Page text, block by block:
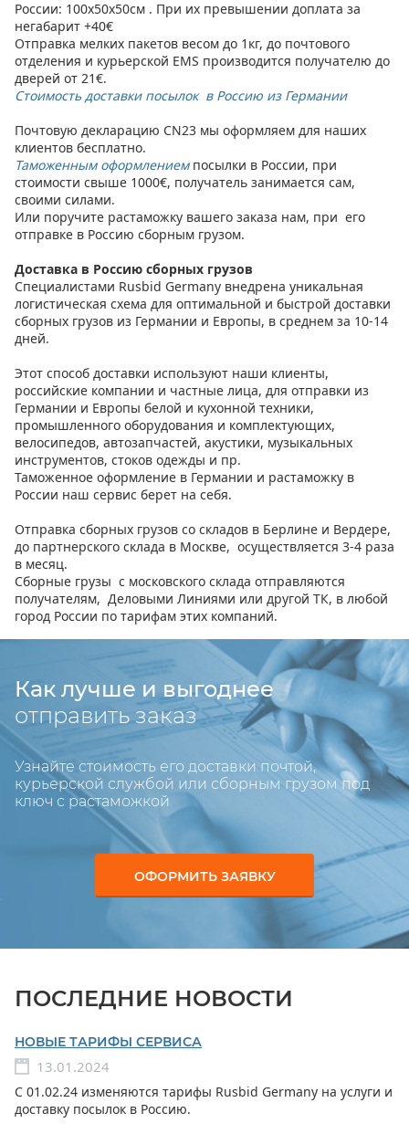
России: 100х50х50см . При их превышении доплата за
негабарит +40€
Отправка мелких пакетов весом до 1кг, до почтового
отделения и курьерской EMS производится получателю до
дверей от 21€.
Стоимость доставки посылок в Россию из Германии
Почтовую декларацию CN23 мы оформляем для наших
клиентов бесплатно.
Таможенным оформлениемпосылки в России, при
стоимости свыше 1000€, получатель занимается сам,
своими силами.
Или поручите растаможку вашего заказа нам, при его
отправке в Россию сборным грузом.
Доставка в Россию сборных грузов
Специалистами Rusbid Germany внедрена уникальная
логистическая схема для оптимальной и быстрой доставки
сборных грузов из Германии и Европы, в среднем за 10-14
дней.
Этот способ доставки используют наши клиенты,
российские компании и частные лица, для отправки из
Германии и Европы белой и кухонной техники,
промышленного оборудования и комплектующих,
велосипедов, автозапчастей, акустики, музыкальных
инструментов, стоков одежды и пр.
Таможенное оформление в Германии и растаможку в
России наш сервис берет на себя.
Отправка сборных грузов со складов в Берлине и Вердере,
до партнерского склада в Москве, осуществляется 3-4 раза
в месяц.
Сборные грузы с московского склада отправляются
получателям, Деловыми Линиями или другой ТК, в любой
город России по тарифам этих компаний.
Как лучше и выгоднее
отправить заказ
Узнайте стоимость его доставки почтой,
курьерской службой или сборным грузом под
ключ с растаможкой
ОФОРМИТЬ ЗАЯВКУ
ПОСЛЕДНИЕ НОВОСТИ
НОВЫЕ ТАРИФЫ СЕРВИСА
13.01.2024
С 01.02.24 изменяются тарифы Rusbid Germany на услуги и
доставку посылок в Россию.